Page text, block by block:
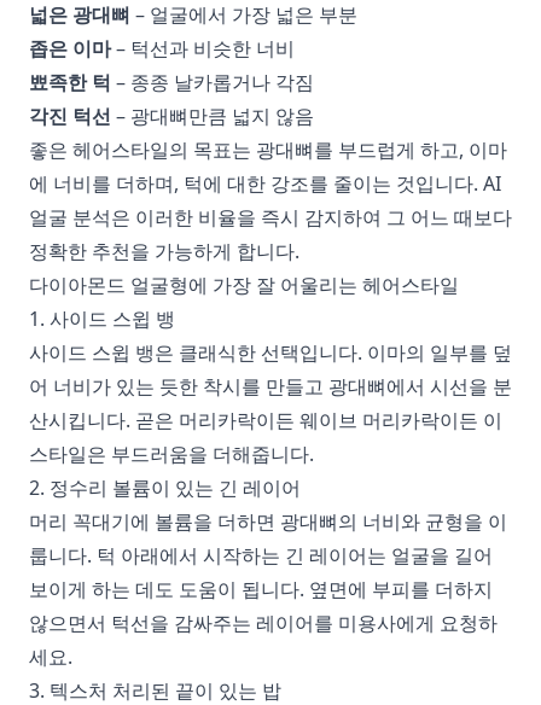
넓은 광대뼈 – 얼굴에서 가장 넓은 부분
좁은 이마– 턱선과 비슷한 너비
뾰족한 턱 – 종종 날카롭거나 각짐
각진 턱선 – 광대뼈만큼 넓지 않음
좋은 헤어스타일의 목표는 광대뼈를 부드럽게 하고, 이마
에 너비를 더하며, 턱에 대한 강조를 줄이는 것입니다. AI
얼굴 분석은 이러한 비율을 즉시 감지하여 그 어느 때보다
정확한 추천을 가능하게 합니다.
다이아몬드 얼굴형에 가장 잘 어울리는 헤어스타일
1. 사이드 스윕 뱅
사이드 스윕 뱅은 클래식한 선택입니다. 이마의 일부를 덮
어 너비가 있는 듯한 착시를 만들고 광대뼈에서 시선을 분
산시킵니다. 곧은 머리카락이든 웨이브 머리카락이든 이
스타일은 부드러움을 더해줍니다.
2. 정수리 볼륨이 있는 긴 레이어
머리 꼭대기에 볼륨을 더하면 광대뼈의 너비와 균형을 이
룹니다. 턱 아래에서 시작하는 긴 레이어는 얼굴을 길어
보이게 하는 데도 도움이 됩니다. 옆면에 부피를 더하지
않으면서 턱선을 감싸주는 레이어를 미용사에게 요청하
세요.
3. 텍스처 처리된 끝이 있는 밥